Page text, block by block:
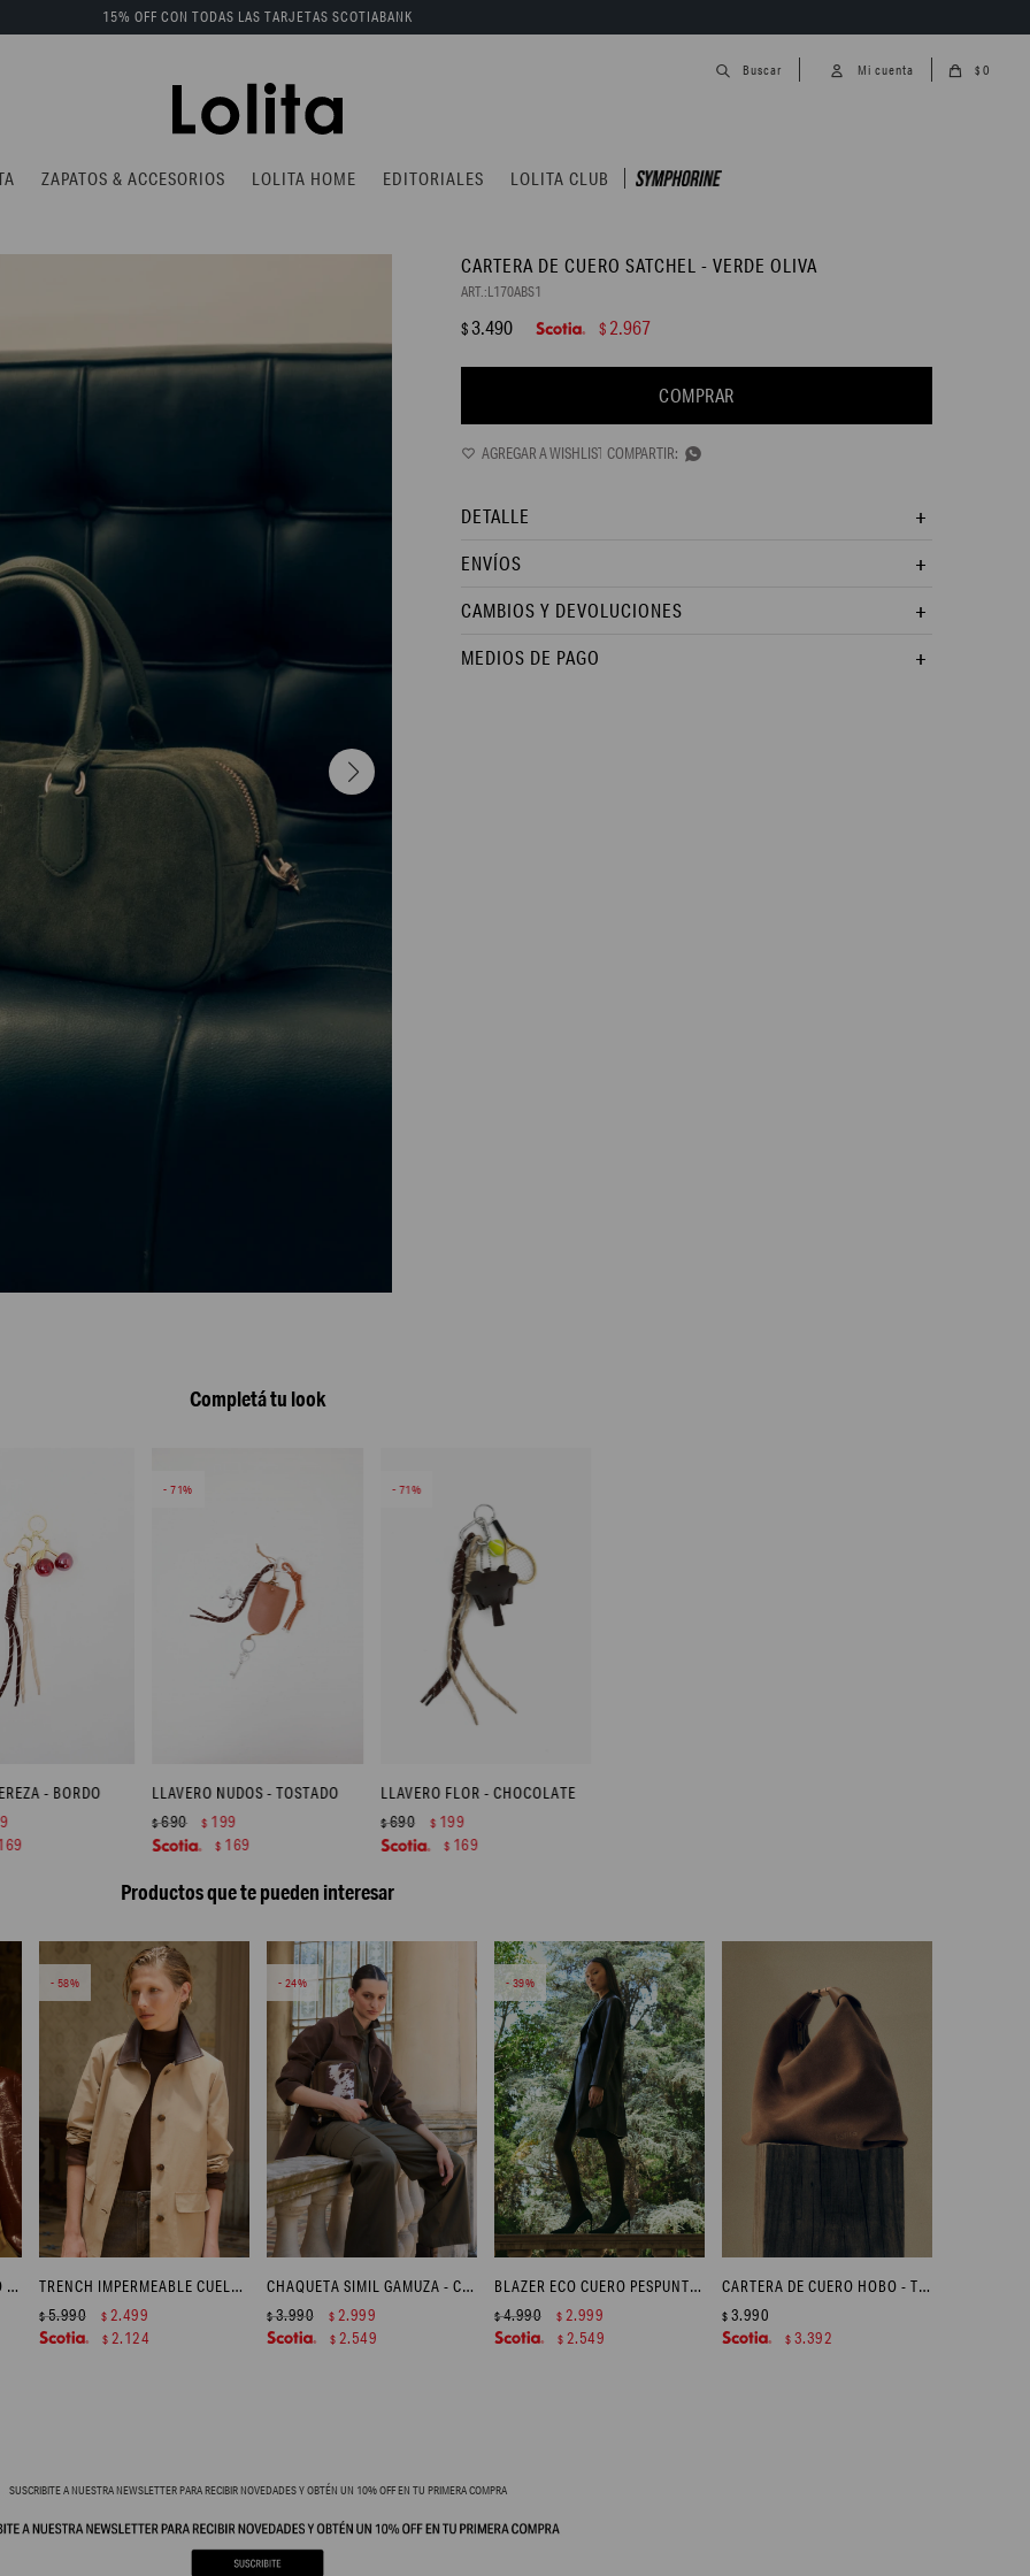
ZAPATOS & ACCESORIOS LOLITA HOME EDITORIALES LOLITA CLUB
$ 0
15% OFF CON TODAS LAS TARJETAS SCOTIABANK
CARTERA DE CUERO SATCHEL - VERDE OLIVA
L170ABS1
$3.490 $ 2.967
COMPRAR

DETALLE
ENVÍOS
CAMBIOS Y DEVOLUCIONES
MEDIOS DE PAGO
Completá tu look
- BORDO
71
LLAVERO NUDOS - TOSTADO
$690 $ 199
$ 169
71
LLAVERO FLOR - CHOCOLATE
$690 $ 199
$ 169
Productos que te pueden interesar
BLAZER CROCCO ECO CUERO - CHOCOLATE
58
TRENCH IMPERMEABLE CUELLO EN CONTRASTE - BEIGE
$5.990 $ 2.499
$ 2.124
24
CHAQUETA SIMIL GAMUZA - CHOCOLATE
$3.990 $ 2.999
$ 2.549
39
BLAZER ECO CUERO PESPUNTES - NEGRO
$4.990 $ 2.999
$ 2.549
CARTERA DE CUERO HOBO - TOSTADO
$ 3.990
$ 3.392
SUSCRIBITE A NUESTRA NEWSLETTER PARA RECIBIR NOVEDADES Y OBTÉN UN 10% OFF EN TU PRIMERA COMPRA